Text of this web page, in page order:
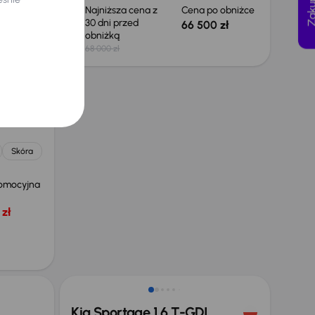
Najniższa cena z
30 dni przed
obniżką
68 000 zł
Cena po obniżce
66 500 zł
Skóra